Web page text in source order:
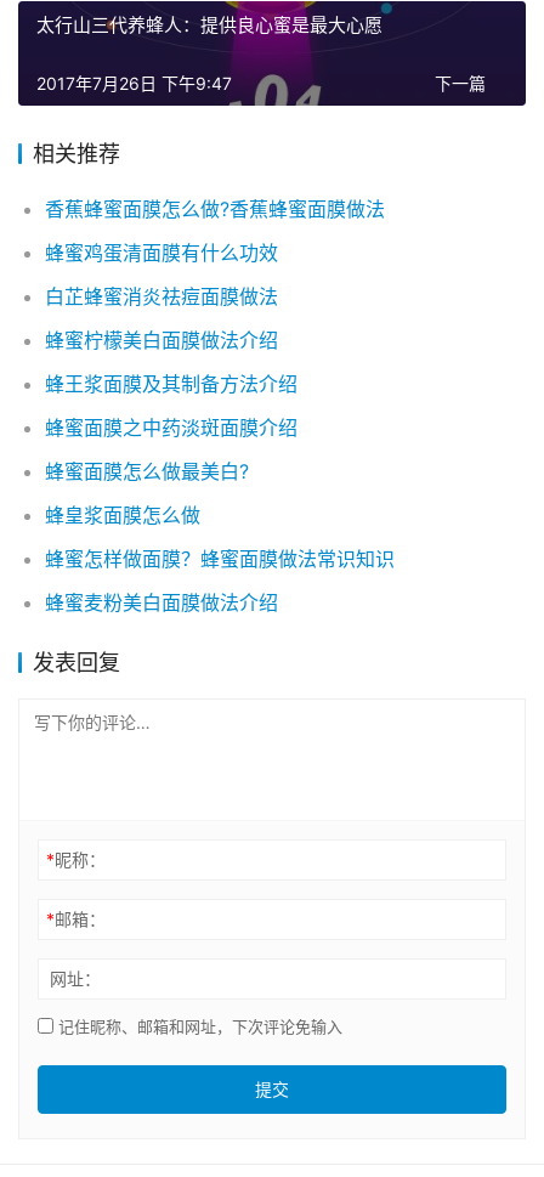
太行山三代养蜂人：提供良心蜜是最大心愿
下一篇
2017年7月26日 下午9:47
相关推荐
香蕉蜂蜜面膜怎么做?香蕉蜂蜜面膜做法
蜂蜜鸡蛋清面膜有什么功效
白芷蜂蜜消炎祛痘面膜做法
蜂蜜柠檬美白面膜做法介绍
蜂王浆面膜及其制备方法介绍
蜂蜜面膜之中药淡斑面膜介绍
蜂蜜面膜怎么做最美白?
蜂皇浆面膜怎么做
蜂蜜怎样做面膜？蜂蜜面膜做法常识知识
蜂蜜麦粉美白面膜做法介绍
发表回复
*昵称：
*邮箱：
网址：
记住昵称、邮箱和网址，下次评论免输入
提交